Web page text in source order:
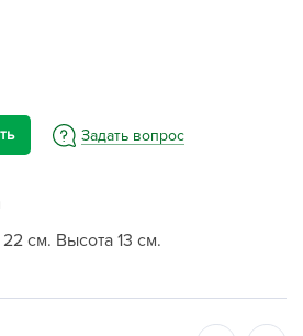
Задать вопрос
см. Высота 13 см.